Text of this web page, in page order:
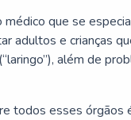
que se
adultos e crianças
além de
todos esses órgãos